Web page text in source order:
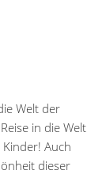
Welt der
in die Welt
Auch
dieser